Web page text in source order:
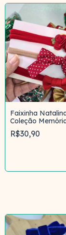
Faixinha
Coleção
Natalinas
R$30,90